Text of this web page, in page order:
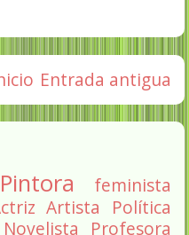
Entrada antigua
Pintora
feminista
Artista
Política
Novelista
Profesora